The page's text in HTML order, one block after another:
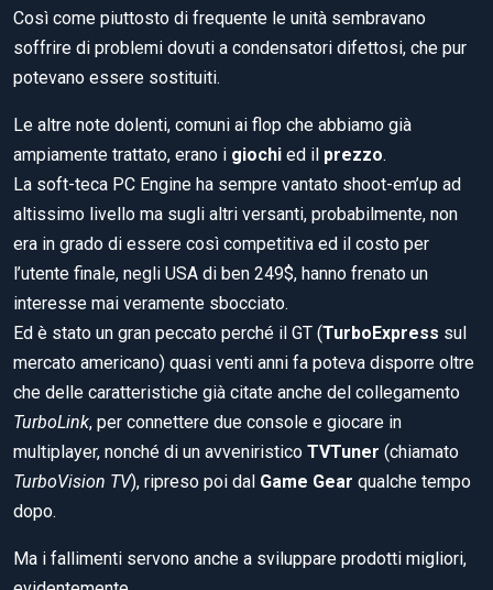
Così come piuttosto di frequente le unità sembravano
soffrire di problemi dovuti a condensatori difettosi, che pur
potevano essere sostituiti.
Le altre note dolenti, comuni ai flop che abbiamo già
ampiamente trattato, erano i giochi ed il prezzo.
La soft-teca PC Engine ha sempre vantato shoot-em’up ad
altissimo livello ma sugli altri versanti, probabilmente, non
era in grado di essere così competitiva ed il costo per
l’utente finale, negli USA di ben 249$, hanno frenato un
interesse mai veramente sbocciato.
Ed è stato un gran peccato perché il GT (TurboExpress sul
mercato americano) quasi venti anni fa poteva disporre oltre
che delle caratteristiche già citate anche del collegamento
TurboLink, per connettere due console e giocare in
multiplayer, nonché di un avveniristico TVTuner (chiamato
TurboVision TV), ripreso poi dal Game Gear qualche tempo
dopo.
Ma i fallimenti servono anche a sviluppare prodotti migliori,